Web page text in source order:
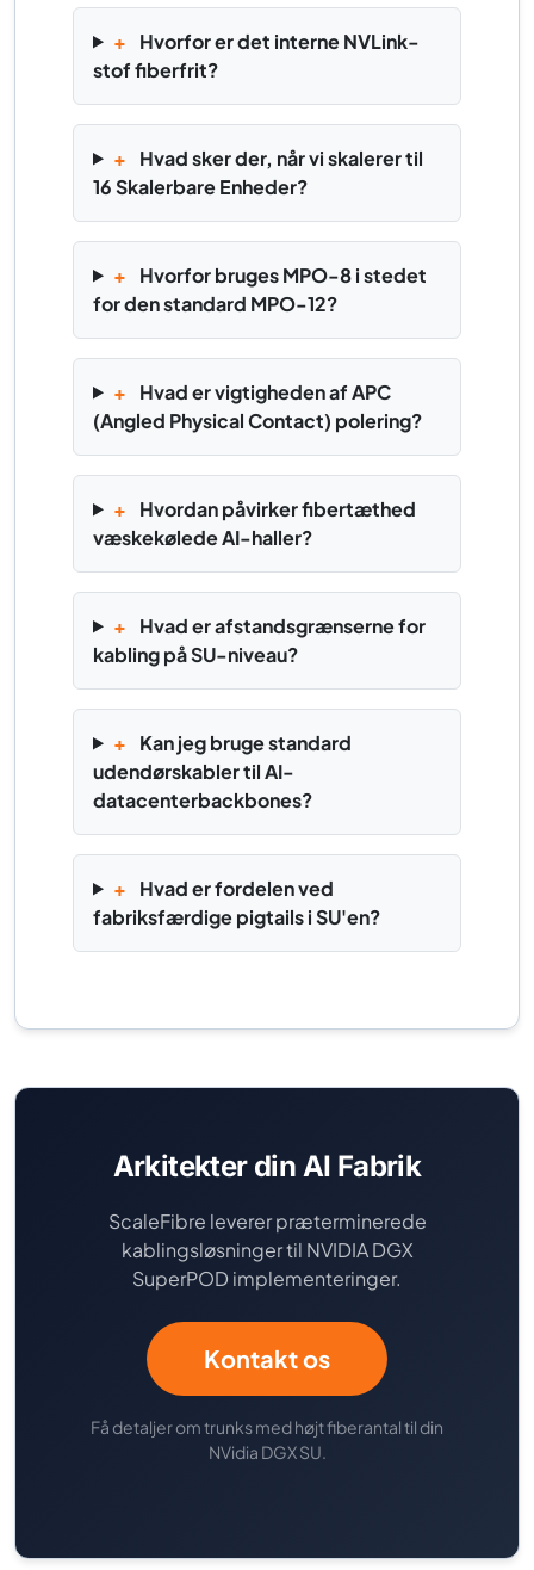
+
Hvorfor er det interne NVLink-
stof fiberfrit?
+
Hvad sker der, når vi skalerer til
16 Skalerbare Enheder?
+
Hvorfor bruges MPO-8 i stedet
for den standard MPO-12?
+
Hvad er vigtigheden af APC
(Angled Physical Contact) polering?
+
Hvordan påvirker fibertæthed
væskekølede AI-haller?
+
Hvad er afstandsgrænserne for
kabling på SU-niveau?
+
Kan jeg bruge standard
udendørskabler til AI-
datacenterbackbones?
+
Hvad er fordelen ved
fabriksfærdige pigtails i SU'en?
Arkitekter din AI Fabrik
ScaleFibre leverer præterminerede
kablingsløsninger til NVIDIA DGX
SuperPOD implementeringer.
Kontakt os
Få detaljer om trunks med højt fiberantal til din
NVidia DGX SU.